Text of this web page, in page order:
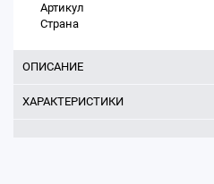
Артикул
Страна
ОПИСАНИЕ
ХАРАКТЕРИСТИКИ